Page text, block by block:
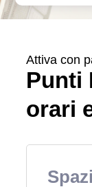
Attiva con
Punti
orari